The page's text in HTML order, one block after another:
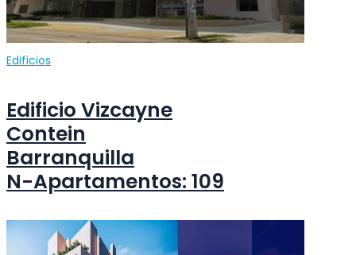
Edificios
Edificio Vizcayne
Contein
Barranquilla
N-Apartamentos: 109